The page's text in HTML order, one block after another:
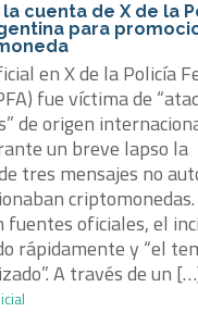
la cuenta de X de la
para
en X de la Policía
fue víctima de
de origen
un breve lapso la
tres mensajes no
criptomonedas.
oficiales, el
rápidamente y “el
A través de un